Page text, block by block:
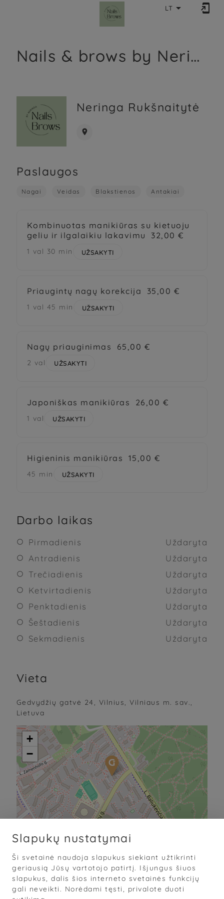
LT  
Nails & brows by Neringa
Neringa Rukšnaitytė

Paslaugos
Nagai Veidas Blakstienos Antakiai
Kombinuotas manikiūras su kietuoju
geliu ir ilgalaikiu lakavimu
32,00 €
1 val 30 min UŽSAKYTI
Priaugintų nagų korekcija 35,00 €
1 val 45 min UŽSAKYTI
Nagų priauginimas 65,00 €
2 val UŽSAKYTI
Japoniškas manikiūras 26,00 €
1 val UŽSAKYTI
Higieninis manikiūras 15,00 €
45 min UŽSAKYTI
Darbo laikas
 Pirmadienis Uždaryta
 Antradienis Uždaryta
 Trečiadienis Uždaryta
 Ketvirtadienis Uždaryta
 Penktadienis Uždaryta
 Šeštadienis Uždaryta
 Sekmadienis Uždaryta
Vieta
Gedvydžių gatvė 24, Vilnius, Vilniaus m. sav.,
Lietuva
+
−
Slapukų nustatymai
Ši svetainė naudoja slapukus siekiant užtikrinti
geriausią Jūsų vartotojo patirtį. Išjungus šiuos
slapukus, dalis šios interneto svetainės funkcijų
gali neveikti. Norėdami tęsti, privalote duoti
Sąlygos · Privatumas · Slapukai
© 2026 „Grožis Saviems“
Mobilioji darbo knyga grožio specialistams